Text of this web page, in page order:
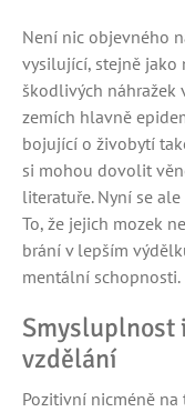
Není nic objevného
vysilující, stejně jako
škodlivých náhražek
zemích hlavně
bojující o živobytí
si mohou dovolit
literatuře. Nyní se
To, že jejich mozek
brání v lepším
mentální schopnosti.
Smysluplnost
vzdělání
Pozitivní nicméně na